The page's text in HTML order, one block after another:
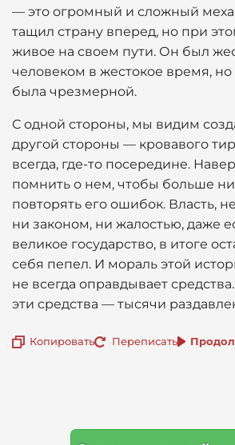
— это огромный и сложный
тащил страну вперед, но при
живое на своем пути. Он был
человеком в жестокое время, но
была чрезмерной.
С одной стороны, мы видим
другой стороны — кровавого
всегда, где-то посередине.
помнить о нем, чтобы больше
повторять его ошибок. Власть,
ни законом, ни жалостью, даже
великое государство, в итоге
себя пепел. И мораль этой
не всегда оправдывает
эти средства — тысячи
Копировать Переписать